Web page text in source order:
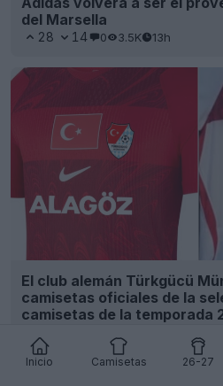
Inicio Camisetas 26-27
del Marsella
28 14 0 3.5K 13h
El club alemán Türkgücü
camisetas oficiales de la
camisetas de la temporada